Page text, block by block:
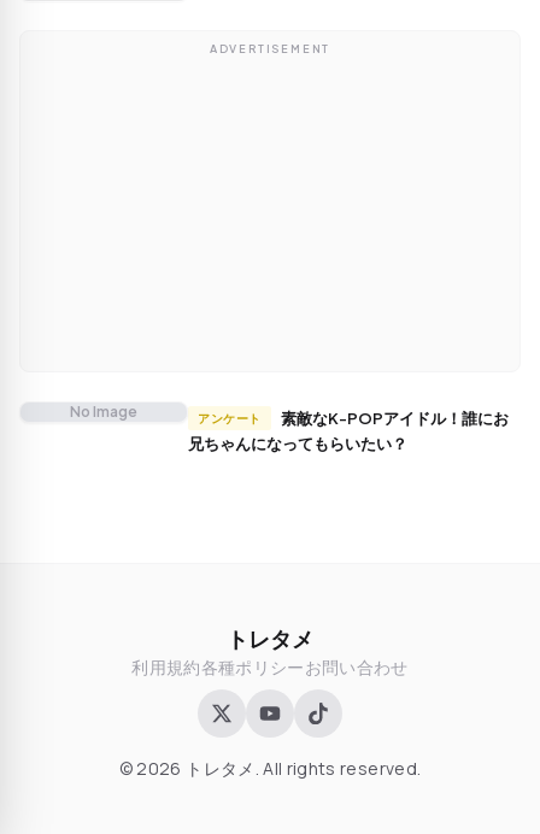
ADVERTISEMENT
No Image アンケート
兄ちゃんになってもらいたい？
トレタメ
利用規約各種ポリシーお問い合わせ
© 2026 トレタメ. All rights reserved.